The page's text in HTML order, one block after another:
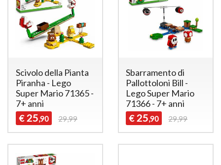
Scivolo della Pianta
Piranha - Lego
Super Mario 71365 -
7+ anni
€ 25,90 29,99
Sbarramento di
Pallottoloni Bill -
Lego Super Mario
71366 - 7+ anni
€ 25,90 29,99